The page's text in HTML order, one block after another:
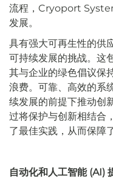
流程，Cryoport
发展。
具有强大可再生性的供
可持续发展的挑战。这
其与企业的绿色倡议保
浪费。可靠、高效的系
续发展的前提下推动创
过将保护与创新相结合
了最佳实践，从而保障
自动化和人工智能 (AI)